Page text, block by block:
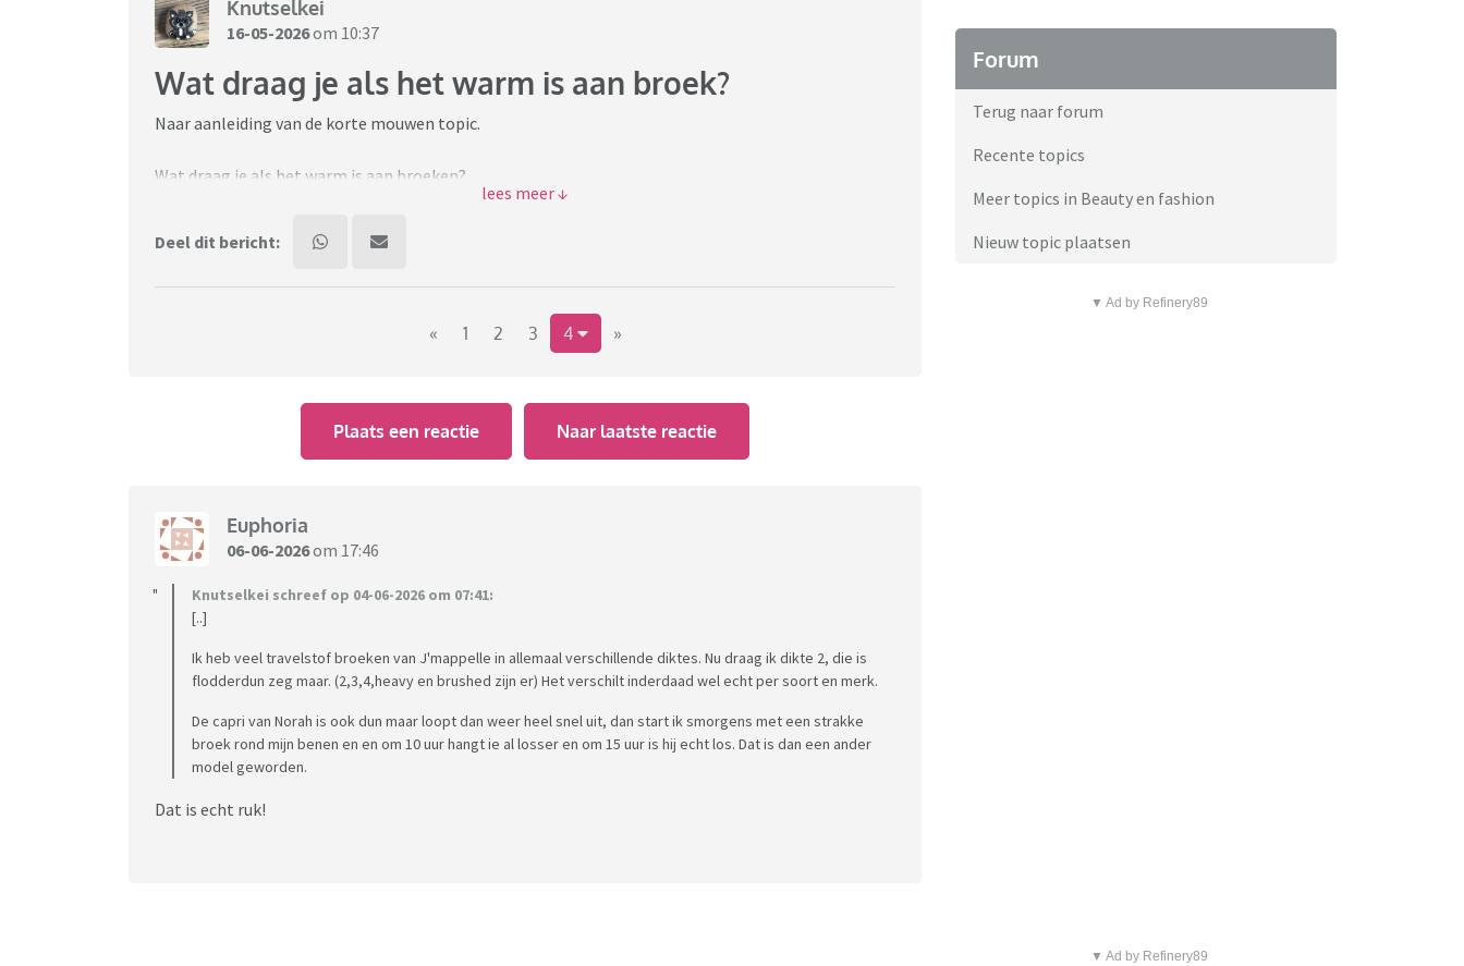
Knutselkei
16-05-2026om 10:37
Wat draag je als het warm is aan broek?
Naar aanleiding van de korte mouwen topic.
Wat draag je als het warm is aan broeken?
dun. Meestal caprimodel van jemappelle, die zijn net wat langer zodat ze mijn met lange benen ook
Deel dit bericht:
« 1 2 3 4 »
Plaats een reactie Naar laatste reactie
Euphoria
06-06-2026om 17:46
Knutselkei schreef op 04-06-2026 om 07:41:
[..]
Ik heb veel travelstof broeken van J'mappelle in allemaal verschillende diktes. Nu draag ik dikte 2, die is
flodderdun zeg maar. (2,3,4,heavy en brushed zijn er) Het verschilt inderdaad wel echt per soort en merk.
De capri van Norah is ook dun maar loopt dan weer heel snel uit, dan start ik smorgens met een strakke
broek rond mijn benen en en om 10 uur hangt ie al losser en om 15 uur is hij echt los. Dat is dan een ander
model geworden.
Dat is echt ruk!
Forum
Terug naar forum
Recente topics
Meer topics in Beauty en fashion
Nieuw topic plaatsen
▼ Ad by Refinery89
▼ Ad by Refinery89